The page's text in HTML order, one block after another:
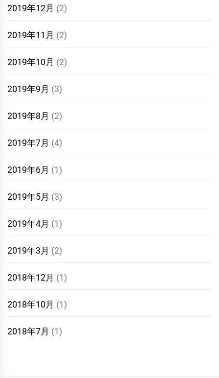
2019年12月 (2)
2019年11月 (2)
2019年10月 (2)
2019年9月 (3)
2019年8月 (2)
2019年7月 (4)
2019年6月 (1)
2019年5月 (3)
2019年4月 (1)
2019年3月 (2)
2018年12月 (1)
2018年10月 (1)
2018年7月 (1)